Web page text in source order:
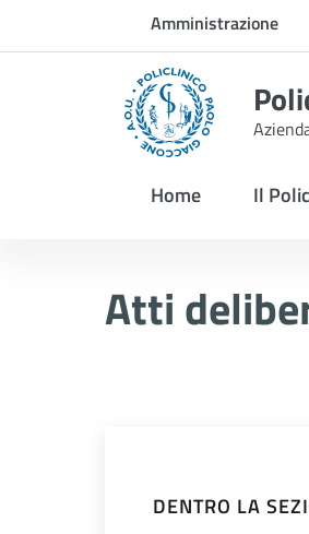
Skip to Main ContentAmministrazione
trasparente
Home Il
Atti
DENTRO LA